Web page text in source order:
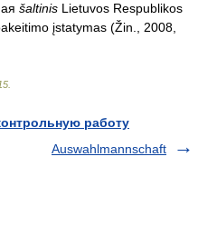
šaltinis Lietuvos Respublikos
įstatymas (Žin., 2008,
работу
Auswahlmannschaft